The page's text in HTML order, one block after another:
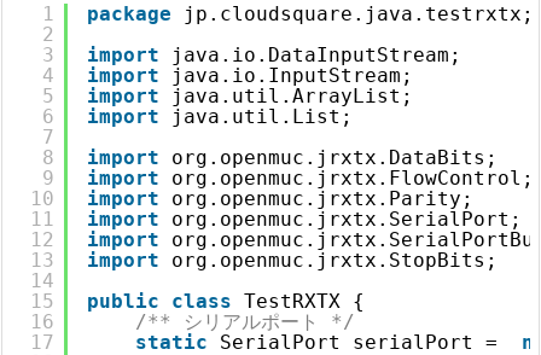
1
2
3
4
5
6
7
8
9
10
11
12
13
14
15
16
17
package
jp.cloudsquare.java.testrxtx;
import
java.io.DataInputStream;
import
java.io.InputStream;
import
java.util.ArrayList;
import
java.util.List;
import
org.openmuc.jrxtx.DataBits;
import
org.openmuc.jrxtx.FlowControl;
import
org.openmuc.jrxtx.Parity;
import
org.openmuc.jrxtx.SerialPort;
import
import
org.openmuc.jrxtx.StopBits;
public
class TestRXTX {
/** シリアルポート */
static
SerialPort serialPort =